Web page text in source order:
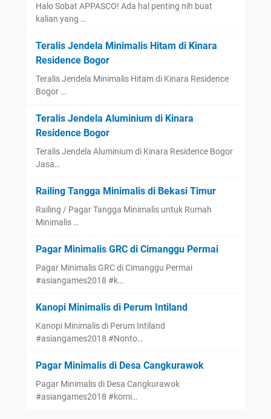
Halo Sobat APPASCO! Ada hal penting nih buat
kalian yang …
Teralis Jendela Minimalis Hitam di Kinara
Residence Bogor
Teralis Jendela Minimalis Hitam di Kinara Residence
Bogor …
Teralis Jendela Aluminium di Kinara
Residence Bogor
Teralis Jendela Aluminium di Kinara Residence Bogor
Jasa…
Railing Tangga Minimalis di Bekasi Timur
Railing / Pagar Tangga Minimalis untuk Rumah
Minimalis …
Pagar Minimalis GRC di Cimanggu Permai
Pagar Minimalis GRC di Cimanggu Permai
#asiangames2018 #k…
Kanopi Minimalis di Perum Intiland
Kanopi Minimalis di Perum Intiland
#asiangames2018 #Nonto…
Pagar Minimalis di Desa Cangkurawok
Pagar Minimalis di Desa Cangkurawok
#asiangames2018 #komi…